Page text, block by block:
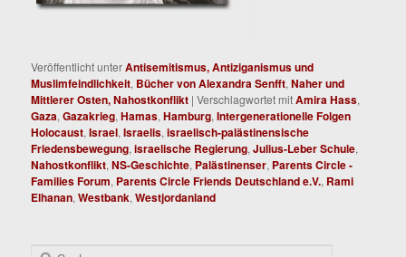
Veröffentlicht unterAntisemitismus, Antiziganismus und
Muslimfeindlichkeit, Bücher von Alexandra Senfft,Naher und
Mittlerer Osten, Nahostkonflikt |Verschlagwortet mitAmira Hass,
Gaza,Gazakrieg,Hamas,Hamburg,Intergenerationelle Folgen
Holocaust,Israel,Israelis,israelisch-palästinensische
Friedensbewegung,israelische Regierung,Julius-Leber Schule,
Nahostkonflikt,NS-Geschichte, Palästinenser, Parents Circle -
Families Forum, Parents Circle Friends Deutschland e.V., Rami
Elhanan,Westbank,Westjordanland